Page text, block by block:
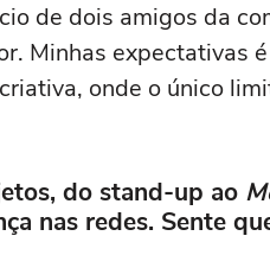
de dois amigos da
Minhas expectativas
onde o único
do stand-up ao
nas redes. Sente